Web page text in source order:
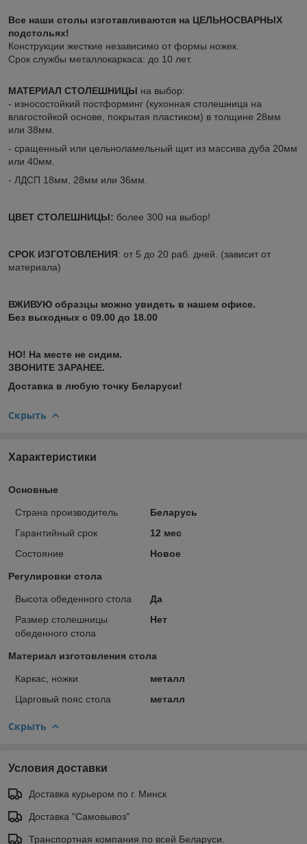
Все наши столы изготавливаются на ЦЕЛЬНОСВАРНЫХ
подстольях!
Конструкции жесткие независимо от формы ножек.
Срок службы металлокаркаса: до 10 лет.
МАТЕРИАЛ СТОЛЕШНИЦЫ на выбор:
- износостойкий постформинг (кухонная столешница на
влагостойкой основе, покрытая пластиком) в толщине 28мм
или 38мм.
- сращенный или цельноламельный щит из массива дуба 20мм
или 40мм.
- ЛДСП 18мм, 28мм или 36мм.
ЦВЕТ СТОЛЕШНИЦЫ: более 300 на выбор!
СРОК ИЗГОТОВЛЕНИЯ: от 5 до 20 раб. дней. (зависит от
материала)
ВЖИВУЮ образцы можно увидеть в нашем офисе.
Без выходных с 09.00 до 18.00
НО! На месте не сидим.
ЗВОНИТЕ ЗАРАНЕЕ.
Доставка в любую точку Беларуси!
Скрыть
Характеристики
Основные
Страна производитель
Беларусь
Гарантийный срок
12 мес
Состояние
Новое
Регулировки стола
Высота обеденного стола
Да
Размер столешницы
обеденного стола
Нет
Материал изготовления стола
Каркас, ножки
металл
Царговый пояс стола
металл
Скрыть
Условия доставки
Доставка курьером по г. Минск
Доставка "Самовывоз"
Транспортная компания по всей Беларуси.